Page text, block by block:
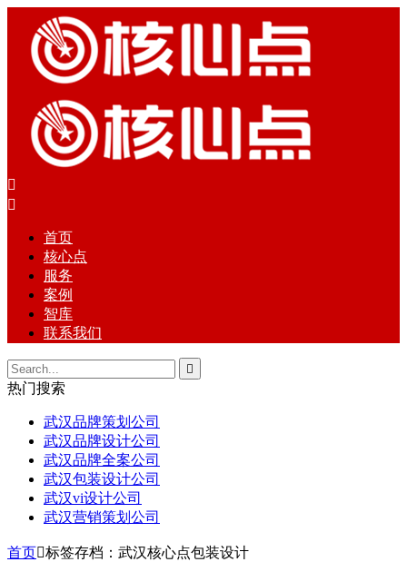


首页
核心点
服务
案例
智库
联系我们

热门搜索
武汉品牌策划公司
武汉品牌设计公司
武汉品牌全案公司
武汉包装设计公司
武汉vi设计公司
武汉营销策划公司
首页标签存档：武汉核心点包装设计